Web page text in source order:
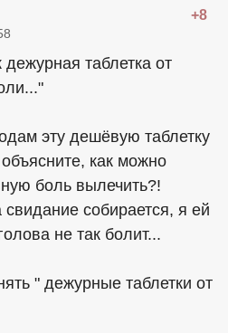
+8
дежурная таблетка от
эту дешёвую таблетку
как можно
боль вылечить?!
свидание собирается, я ей
не так болит...
" дежурные таблетки от